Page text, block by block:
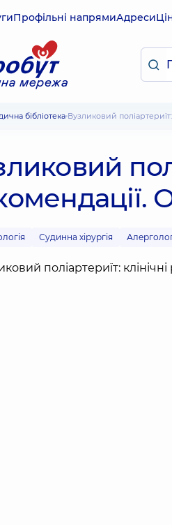
Профільні напрямиАдреси
бібліотека Вузликовий
Судинна хірургія